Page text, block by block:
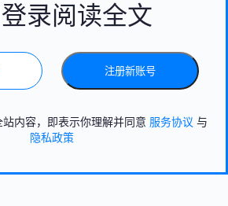
录阅读全文
注册新账号
内容，即表示你理解并同意 服务协议 与
隐私政策